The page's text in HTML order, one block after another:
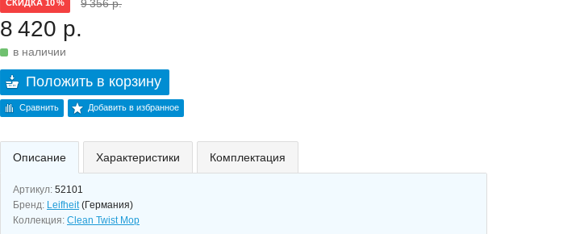
СКИДКА 10 % 9 356 р.
8 420 р.
в наличии
Положить в корзину
Сравнить Добавить в избранное
Описание Характеристики Комплектация
Артикул: 52101
Бренд: Leifheit (Германия)
Коллекция: Clean Twist Mop